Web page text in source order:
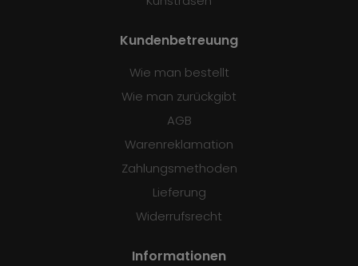
Kundenbetreuung
Wie man bestellt
Wie man zurückgibt
AGB
Warenreklamation
Zahlungsmethoden
Lieferung
Widerrufsrecht
Informationen